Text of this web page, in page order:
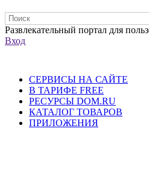
Развлекательный портал для
Вход
СЕРВИСЫ НА САЙТЕ
В ТАРИФЕ FREE
РЕСУРСЫ DOM.RU
КАТАЛОГ ТОВАРОВ
ПРИЛОЖЕНИЯ